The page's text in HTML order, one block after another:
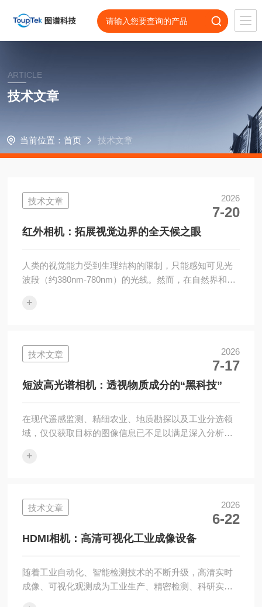
ARTICLE
技术文章
当前位置： 首页 技术文章
技术文章 2026
7-20
红外相机：拓展视觉边界的全天候之眼
人类的视觉能力受到生理结构的限制，只能感知可见光
波段（约380nm-780nm）的光线。然而，在自然界和工
知范围。红外相机的出现，打破了这一生理极限，它能
机都能成为“全天候之眼”，为安防监控、工业检测、救援
搜救及科学研究提供强有力的技术支撑。红外相机根据
工作原理的不同，主要分为制冷型和非制冷型两大类，
以及工作在近红外和中远红外波段的区...
+
技术文章 2026
7-17
短波高光谱相机：透视物质成分的“黑科技”
在现代遥感监测、精细农业、地质勘探以及工业分选领
域，仅仅获取目标的图像信息已不足以满足深入分析的
化学成分或物理属性的分布图。短波高光谱相机作为一
（SWIR，通常指900nm-2500nm范围内）对被测物体进
行“连续图谱”采集，被誉为透视物质成分的“黑科技”工
具。短波高光谱相机的工作原理基于物质的光谱吸收特
性。不同的分子化学键（如O-H...
+
技术文章 2026
6-22
HDMI相机：高清可视化工业成像设备
随着工业自动化、智能检测技术的不断升级，高清实时
成像、可视化观测成为工业生产、精密检测、科研实验